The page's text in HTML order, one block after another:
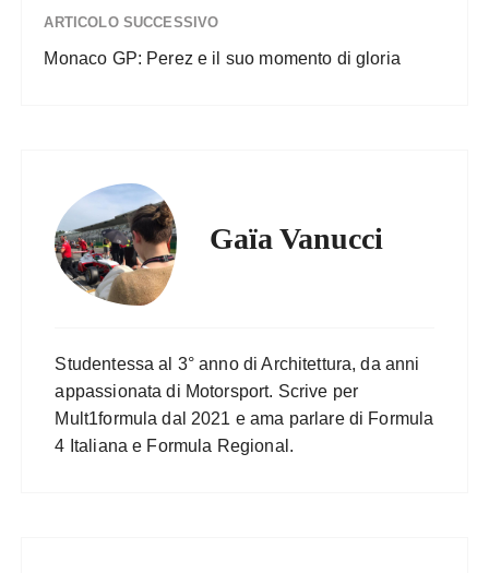
ARTICOLO SUCCESSIVO
Monaco GP: Perez e il suo momento di gloria
Gaïa Vanucci
Studentessa al 3° anno di Architettura, da anni
appassionata di Motorsport. Scrive per
Mult1formula dal 2021 e ama parlare di Formula
4 Italiana e Formula Regional.